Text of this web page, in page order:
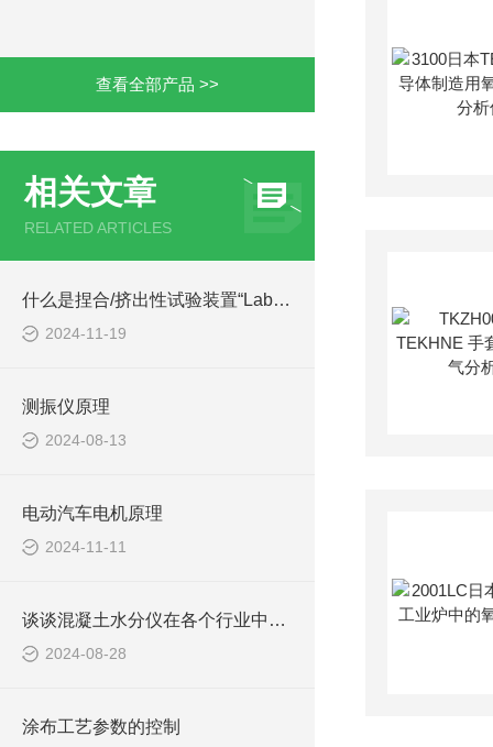
查看全部产品 >>
相关文章
RELATED ARTICLES
什么是捏合/挤出性试验装置“Laboplasto Mill®”？
2024-11-19
测振仪原理
2024-08-13
电动汽车电机原理
2024-11-11
谈谈混凝土水分仪在各个行业中的应用
2024-08-28
涂布工艺参数的控制